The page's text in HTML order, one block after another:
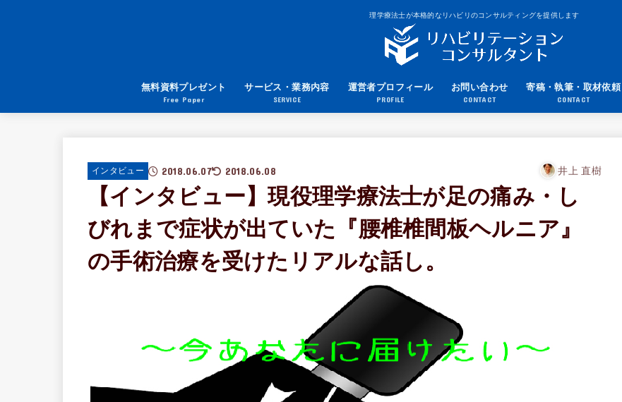
理学療法士が本格的なリハビリのコンサルティングを提供します
無料資料プレゼント
Free Paper
サービス・業務内容
SERVICE
運営者プロフィール
PROFILE
お問い合わせ
CONTACT
寄稿・執筆・取材依頼
CONTACT
インタビュー 2018.06.07 2018.06.08 井上 直樹
【インタビュー】現役理学療法士が足の痛み・し
びれまで症状が出ていた『腰椎椎間板ヘルニア』
の手術治療を受けたリアルな話し。